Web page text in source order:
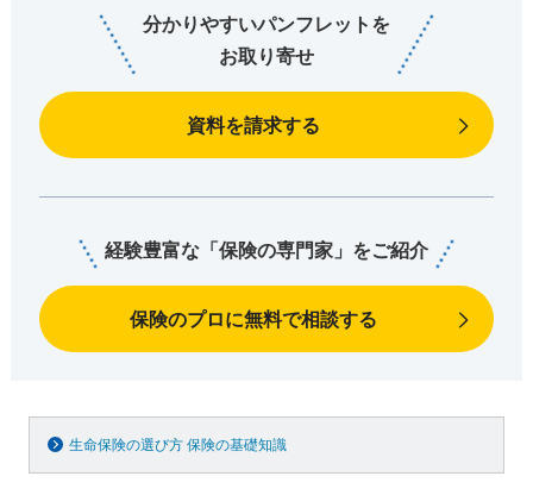
分かりやすいパンフレットを
お取り寄せ
資料を請求する
経験豊富な「保険の専門家」をご紹介
保険のプロに無料で相談する
生命保険の選び方 保険の基礎知識